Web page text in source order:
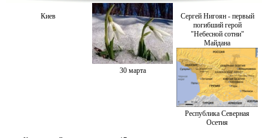
Киев
30 марта
Сергей Нигоян - первый
погибший герой
"Небесной сотни"
Майдана
Республика Северная
Осетия